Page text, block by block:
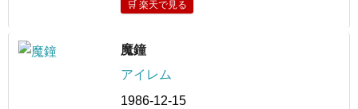
🛒 楽天で見る
魔鐘
アイレム
1986-12-15